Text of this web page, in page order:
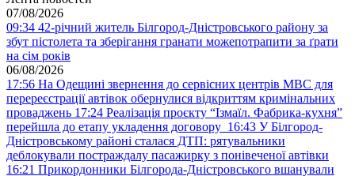
07/08/2026
09:34 42-річний житель Білгород-Дністровського району за
збут пістолета та зберігання гранати можепотрапити за ґрати
на сім років
06/08/2026
17:56 На Одещині звернення до сервісних центрів МВС для
перереєстрації автівок обернулися відкриттям кримінальних
проваджень 17:24 Реалізація проєкту “Ізмаїл. Фабрика-кухня”
перейшла до етапу укладення договору 16:43 У Білгород-
Дністровському районі сталася ДТП: рятувальники
деблокували постраждалу пасажирку з понівеченої автівки
16:21 Прикордонники Білгорода-Дністровського вшанували